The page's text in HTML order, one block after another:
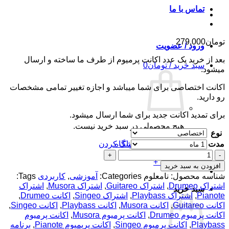
تماس با ما
ورود / عضویت
سبد خرید /تومان0
هیچ محصولی در سبد خرید نیست.
بازگشت به فروشگاه
تسویه حساب +
سبد خرید
تومان279,000
بعد از خرید یک عدد اکانت پرمیوم از طرف ما ساخته و ارسال
میشود.
اکانت اختصاصی برای شما میباشد و اجازه تغییر تمامی مشخصات
رو دارید.
برای تمدید اکانت جدید برای شما ارسال میشود.
نوع
مدت
پاک کردن
اکانت
پرمیوم
Musora
-
Drumeo,
Pianote,
Guitareo,
Playbass,
افزودن به سبد خرید
شناسه محصول: نامعلوم Categories: آموزشی, کاربردی Tags:
اشتراک Drumeo
, اشتراک Guitareo , اشتراک Musora , اشتراک
Pianote
, اشتراک Playbass , اشتراک Singeo , اکانت Drumeo
,
اکانت Guitareo
, اکانت Musora , اکانت Playbass , اکانت Singeo
,
اکانت پرمیوم Drumeo
, اکانت پرمیوم Musora , اکانت پرمیوم
Playbass
, اکانت پرمیوم Singeo , اکانت پریمیوم Pianote , برنامه